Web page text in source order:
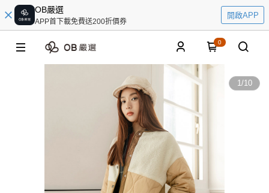
OB嚴選
APP首下載免費送200折價券
開啟APP
0
1/10